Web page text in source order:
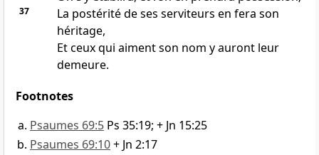
37
La postérité de ses serviteurs en fera son
héritage,
Et ceux qui aiment son nom y auront leur
demeure.
Footnotes
Psaumes 69:5 Ps 35:19; + Jn 15:25
Psaumes 69:10+ Jn 2:17